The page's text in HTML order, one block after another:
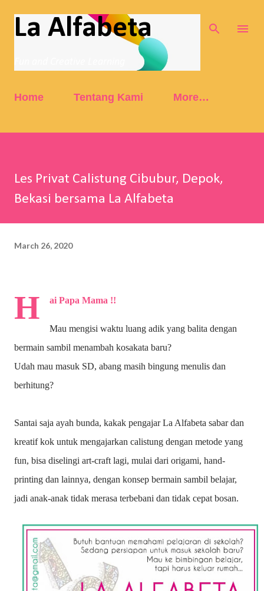
Skip to main content
La Alfabeta
Home Tentang Kami More…
Les Privat Calistung Cibubur, Depok,
Bekasi bersama La Alfabeta
March 26, 2020
H ai Papa Mama !!
Mau mengisi waktu luang adik yang balita dengan
bermain sambil menambah kosakata baru?
Udah mau masuk SD, abang masih bingung menulis dan
berhitung?
Santai saja ayah bunda, kakak pengajar La Alfabeta sabar dan
kreatif kok untuk mengajarkan calistung dengan metode yang
fun, bisa diselingi art-craft lagi, mulai dari origami, hand-
printing dan lainnya, dengan konsep bermain sambil belajar,
jadi anak-anak tidak merasa terbebani dan tidak cepat bosan.